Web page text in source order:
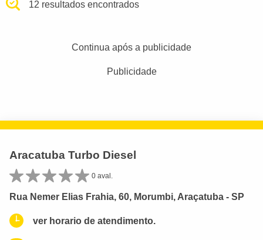
12 resultados encontrados
Continua após a publicidade
Publicidade
Aracatuba Turbo Diesel
0 aval.
Rua Nemer Elias Frahia, 60, Morumbi, Araçatuba - SP
ver horario de atendimento.